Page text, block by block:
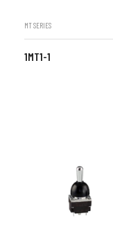
MT SERIES
1MT1-1